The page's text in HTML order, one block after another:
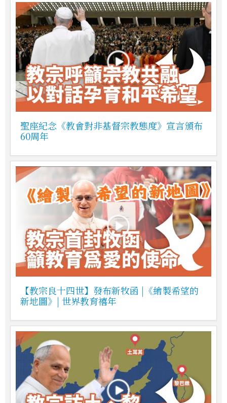
聖座紀念《教會對非基督宗教態度》宣言頒布
60周年
【教宗良十四世】發布新牧函 |《繪製希望的
新地圖》| 世界教育禧年